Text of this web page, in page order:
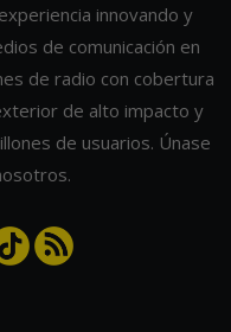
innovando y
de comunicación en
de radio con cobertura
de alto impacto y
de usuarios. Únase